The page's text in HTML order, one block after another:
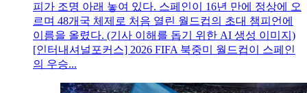
피가 조명 아래 놓여 있다. 스페인이 16년 만에 정상에 오
르며 48개국 체제로 처음 열린 월드컵의 초대 챔피언에
이름을 올렸다. (기사 이해를 돕기 위한 AI 생성 이미지)
[인터내셔널포커스] 2026 FIFA 북중미 월드컵이 스페인
의 우승...